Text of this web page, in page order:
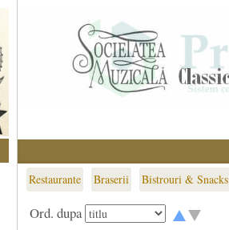
Restaurante Braserii Bistrouri & Snacks
Ord. dupa